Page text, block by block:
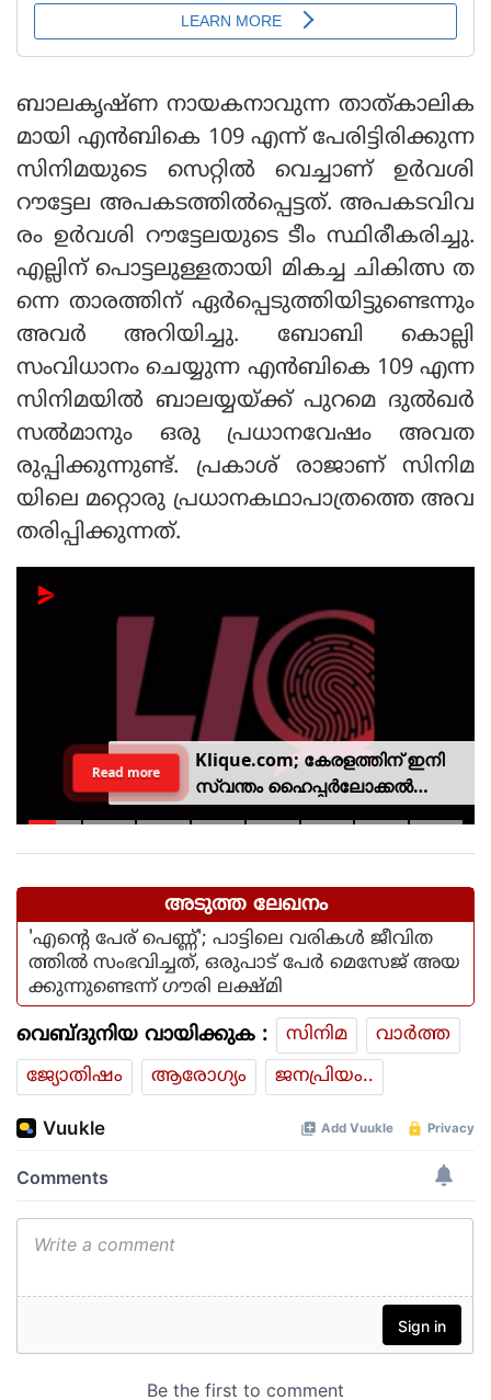
ബാലകൃഷ്ണ നായകനാവുന്ന താത്കാലിക
മായി എന്‍ബികെ 109 എന്ന് പേരിട്ടിരിക്കുന്ന
സിനിമയുടെ സെറ്റില്‍ വെച്ചാണ് ഉര്‍വശി
റൗട്ടേല അപകടത്തില്‍പ്പെട്ടത്. അപകടവിവ
രം ഉര്‍വശി റൗട്ടേലയുടെ ടീം സ്ഥിരീകരിച്ചു.
എല്ലിന് പൊട്ടലുള്ളതായി മികച്ച ചികിത്സ ത
ന്നെ താരത്തിന് ഏര്‍പ്പെടുത്തിയിട്ടുണ്ടെന്നും
അവര്‍ അറിയിച്ചു. ബോബി കൊല്ലി
സംവിധാനം ചെയ്യുന്ന എന്‍ബികെ 109 എന്ന
സിനിമയില്‍ ബാലയ്യയ്ക്ക് പുറമെ ദുല്‍ഖര്‍
സല്‍മാനും ഒരു പ്രധാനവേഷം അവത
രുപ്പിക്കുന്നുണ്ട്. പ്രകാശ് രാജാണ് സിനിമ
യിലെ മറ്റൊരു പ്രധാനകഥാപാത്രത്തെ അവ
തരിപ്പിക്കുന്നത്.
Klique.com; കേരളത്തിന് ഇനി
സ്വന്തം ഹൈപ്പർലോക്കൽ
സിവിക് പ്ലാറ്റ്‌ഫോം
Read more
അടുത്ത ലേഖനം
'എന്റെ പേര് പെണ്ണ്'; പാട്ടിലെ വരികള്‍ ജീവിത
ത്തില്‍ സംഭവിച്ചത്, ഒരുപാട് പേര്‍ മെസേജ് അയ
ക്കുന്നുണ്ടെന്ന് ഗൗരി ലക്ഷ്മി
വെബ്ദുനിയ വായിക്കുക : സിനിമ
വാര്‍ത്ത
ജ്യോതിഷം
ആരോഗ്യം ജനപ്രിയം..